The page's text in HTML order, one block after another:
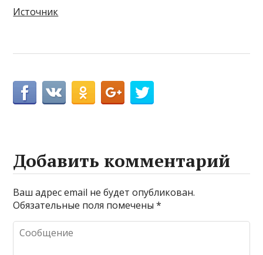
Источник
Добавить комментарий
Ваш адрес email не будет опубликован.
Обязательные поля помечены*